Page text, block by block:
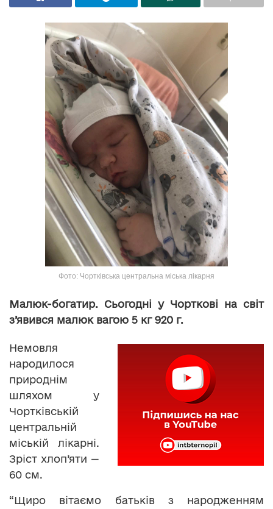
Фото: Чортківська центральна міська лікарня
Малюк-богатир. Сьогодні у Чорткові на світ
з’явився малюк вагою 5 кг 920 г.
Немовля
народилося
природнім
шляхом у
Чортківській
центральній
міській лікарні.
Зріст хлоп’яти —
60 см.
“Щиро вітаємо батьків з народженням